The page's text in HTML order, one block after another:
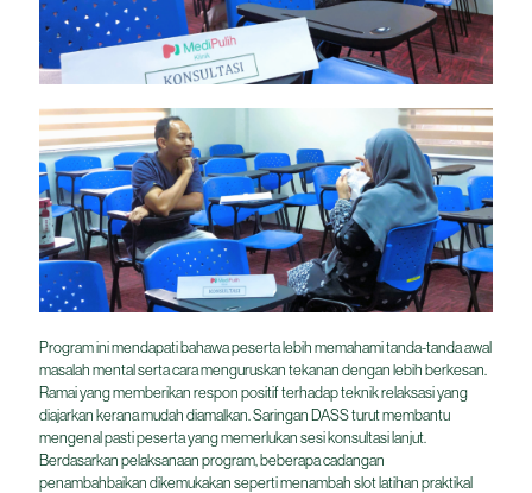
Program ini mendapati bahawa peserta lebih memahami tanda-tanda awal
masalah mental serta cara menguruskan tekanan dengan lebih berkesan.
Ramai yang memberikan respon positif terhadap teknik relaksasi yang
diajarkan kerana mudah diamalkan. Saringan DASS turut membantu
mengenal pasti peserta yang memerlukan sesi konsultasi lanjut.
Berdasarkan pelaksanaan program, beberapa cadangan
penambahbaikan dikemukakan seperti menambah slot latihan praktikal